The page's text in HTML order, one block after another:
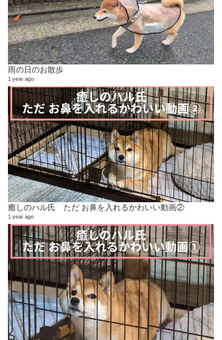
雨の日のお散歩
1 year ago
癒しのハル氏 ただ お鼻を入れるかわいい動画②
1 year ago